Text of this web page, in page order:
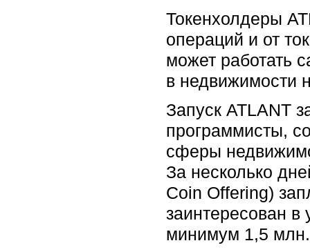
Токенхолдеры
операций и от
может работать
в недвижимости
Запуск ATLANT
программисты,
сферы
За несколько
Coin Offering)
заинтересован в
минимум 1,5